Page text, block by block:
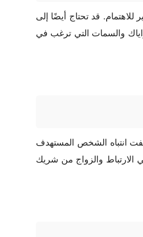
قد تحتاج أيضًا إلى
والسمات التي ترغب في
انتباه الشخص المستهدف
الارتباط والزواج من شريك